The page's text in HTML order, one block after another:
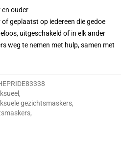
en ouder
geplaatst op iedereen die gedoe
uitgeschakeld of in elk ander
weg te nemen met hulp, samen met
,
gezichtsmaskers,
,